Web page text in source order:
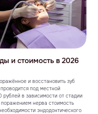
и стоимость в 2026
и восстановить зуб
под местной
рублей в зависимости от стадии
нерва стоимость
эндодонтического